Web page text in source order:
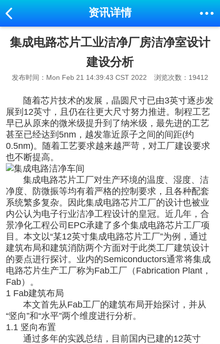
资讯详情
集成电路芯片工业洁净厂房洁净室设计
建设分析
发布时间：Mon Feb 21 14:39:43 CST 2022 浏览次数：19412
随着芯片技术的发展，晶圆尺寸已由3英寸逐步发
展到12英寸，且仍在往更大尺寸努力推进。制程工艺
早已从原来的微米级提升到了纳米级，最先进的工艺
甚至已经达到5nm，越发靠近原子之间的间距(约
0.5nm)。随着工艺要求越来越严苛，对工厂建设要求
也不断提高。
集成电路芯片工厂对生产环境的温度、湿度、洁
净度、防微振等均有着严格的控制要求，且各种配套
系统繁多复杂。因此集成电路芯片工厂的设计也被业
内公认为电子行业洁净工程设计的皇冠。近几年，合
景净化工程公司EPC承建了多个集成电路芯片工厂项
目。本文以“某12英寸集成电路芯片工厂”为例，通过
建筑布局和建筑消防两个方面对于此类工厂建筑设计
的要点进行探讨。业内的Semiconductors通常将集成
电路芯片生产工厂称为Fab工厂（Fabrication Plant，
Fab）。
1 Fab建筑布局
本文首先从Fab工厂的建筑布局开始探讨，并从
“竖向”和“水平”两个维度进行分析。
1.1 竖向布置
通过多年的实践总结，目前国内已建的12英寸